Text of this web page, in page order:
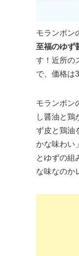
モランボン
至福のゆず
す！近所の
で、価格は
モランボン
し醤油と鶏
ず皮と鶏油
かな味わい
とゆずの組
な味なのか